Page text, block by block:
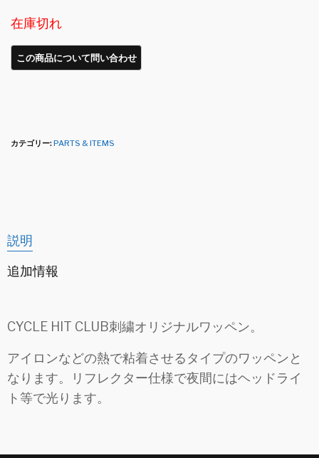
在庫切れ
カテゴリー:PARTS & ITEMS
説明
追加情報
CYCLE HIT CLUB刺繍オリジナルワッペン。
アイロンなどの熱で粘着させるタイプのワッペンと
なります。リフレクター仕様で夜間にはヘッドライ
ト等で光ります。